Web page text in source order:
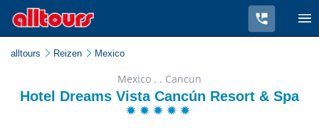
alltours Reizen Mexico
Mexico . . Cancun
Hotel Dreams Vista Cancún Resort & Spa